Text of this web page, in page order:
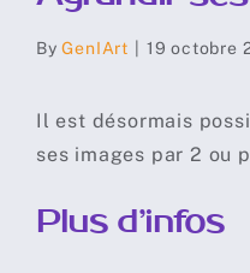
ByGenIArt 19 octobre
Il est désormais
ses images par 2 ou
Plus d’infos